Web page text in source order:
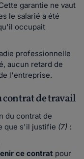
garantie ne vaut
le salarié a été
occupait
professionnelle
aucun retard de
l'entreprise.
contrat de travail
du contrat de
que s'il justifie (7) :
ce contrat pour